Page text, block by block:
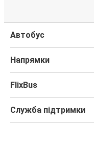
Автобус
Напрямки
FlixBus
Служба підтримки